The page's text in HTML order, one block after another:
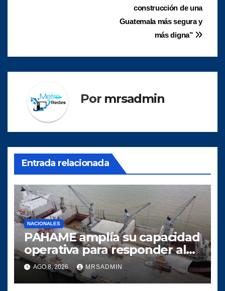
construcción de una
Guatemala más segura y
más digna”
Por mrsadmin
Entrada relacionada
NACIONALES
PAHAME amplía su capacidad
operativa para responder al
crecimiento del comercio
marítimo
AGO 8, 2026 MRSADMIN